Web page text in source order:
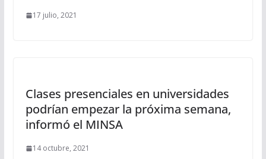
17 julio, 2021
Clases presenciales en universidades
podrían empezar la próxima semana,
informó el MINSA
14 octubre, 2021